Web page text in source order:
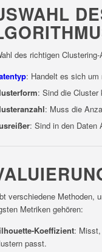
des richtigen
: Handelt es sich
: Sind die Cluster
: Muss die
: Sind in den Daten
verschiedene Methoden,
Metriken gehören:
Koeffizient:
passt.